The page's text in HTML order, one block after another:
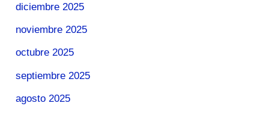
diciembre 2025
noviembre 2025
octubre 2025
septiembre 2025
agosto 2025